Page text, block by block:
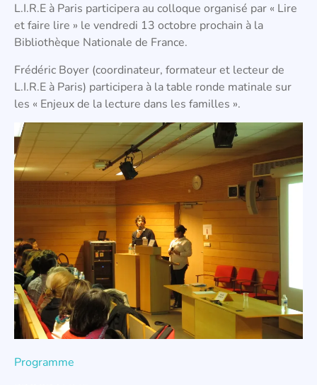
L.I.R.E à Paris participera au colloque organisé par « Lire
et faire lire » le vendredi 13 octobre prochain à la
Bibliothèque Nationale de France.
Frédéric Boyer (coordinateur, formateur et lecteur de
L.I.R.E à Paris) participera à la table ronde matinale sur
les « Enjeux de la lecture dans les familles ».
Programme